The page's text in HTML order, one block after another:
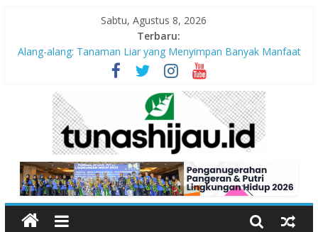
Sabtu, Agustus 8, 2026
Terbaru:
Alang-alang: Tanaman Liar yang Menyimpan Banyak Manfaat
Peran Kritis Pendidik Saat Guncangan Gempa Terjadi
Sekolah Aman Gempa
Hari Anak Nasional 2026: Memastikan Setiap Anak Indonesia
Tumbuh Aman, Sehat, dan Bahagia
“Pengurangan Risiko Bencana Gempa” Webinar Nasional
Seri#305, Sabtu 18 Juli 2026